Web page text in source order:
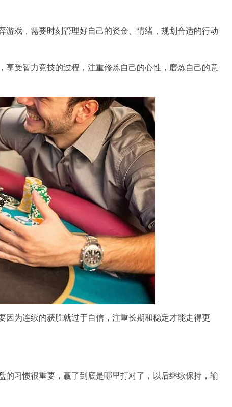
游戏，需要时刻管理好自己的资金、情绪，规划合适的行动
享受智力竞技的过程，注重修炼自己的心性，磨炼自己的意
因为连续的获胜就过于自信，注重长期和稳定才能走得更
的习惯很重要，赢了到底是哪里打对了，以后继续保持，输